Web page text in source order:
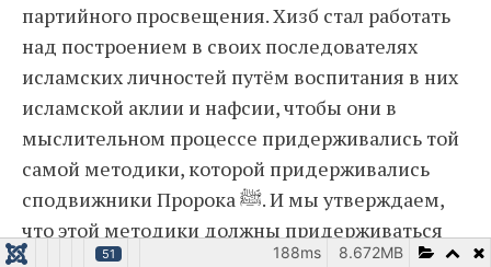
партийного просвещения. Хизб стал работать
над построением в своих последователях
исламских личностей путём воспитания в них
исламской аклии и нафсии, чтобы они в
мыслительном процессе придерживались той
самой методики, которой придерживались
сподвижники Пророка ﷺ. И мы утверждаем,
что этой методики должны придерживаться
все мусульмане независимо от времени и
51 8.672MB
188ms